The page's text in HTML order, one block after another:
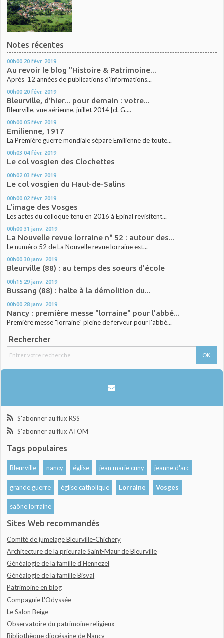
Notes récentes
00h00 20 févr. 2019
Au revoir le blog "Histoire & Patrimoine...
Après 12 années de publications d'informations...
00h00 20 févr. 2019
Bleurville, d'hier... pour demain : votre...
Bleurville, vue aérienne, juillet 2014 [cl. G....
00h00 05 févr. 2019
Emilienne, 1917
La Première guerre mondiale sépare Emilienne de toute...
00h03 04 févr. 2019
Le col vosgien des Clochettes
00h02 03 févr. 2019
Le col vosgien du Haut-de-Salins
00h00 02 févr. 2019
L'image des Vosges
Les actes du colloque tenu en 2016 à Epinal revisitent...
00h00 31 janv. 2019
La Nouvelle revue lorraine n° 52 : autour des...
Le numéro 52 de La Nouvelle revue lorraine est...
00h00 30 janv. 2019
Bleurville (88) : au temps des soeurs d'école
00h15 29 janv. 2019
Bussang (88) : halte à la démolition du...
00h00 28 janv. 2019
Nancy : première messe "lorraine" pour l'abbé...
Première messe "lorraine" pleine de ferveur pour l'abbé...
Rechercher
S'abonner au flux RSS
S'abonner au flux ATOM
Tags populaires
Bleurville nancy église jean marie cuny jeanne d'arc
grande guerre église catholique Lorraine Vosges
saône lorraine
Sites Web recommandés
Comité de jumelage Bleurville-Chichery
Architecture de la prieurale Saint-Maur de Bleurville
Généalogie de la famille d'Hennezel
Généalogie de la famille Bisval
Patrimoine en blog
Compagnie L'Odyssée
Le Salon Beige
Observatoire du patrimoine religieux
Bibliothèque diocésaine de Nancy